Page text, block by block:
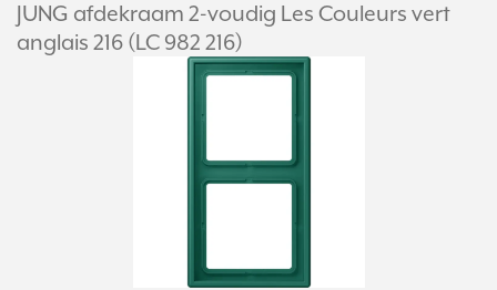
JUNG afdekraam 2-voudig Les Couleurs vert
anglais 216 (LC 982 216)